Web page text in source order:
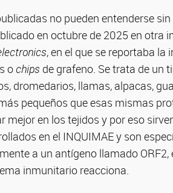
no pueden entenderse
en octubre de 2025 en otra
, en el que se reportaba
ochips de grafeno. Se trata de un
dromedarios, llamas, alpacas,
pequeños que esas mismas
mejor en los tejidos y por eso
en el INQUIMAE y son
a un antígeno llamado
inmunitario reacciona.